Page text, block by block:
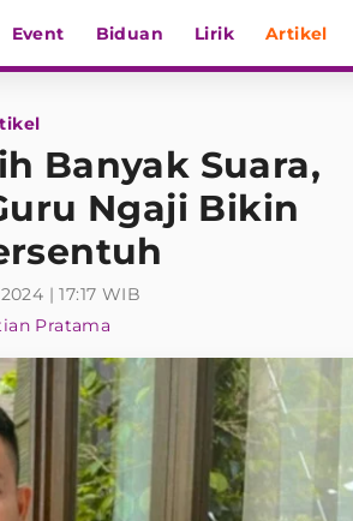
Event Biduan Lirik Artikel
Banyak Suara,
Ngaji Bikin
| 17:17 WIB
Pratama